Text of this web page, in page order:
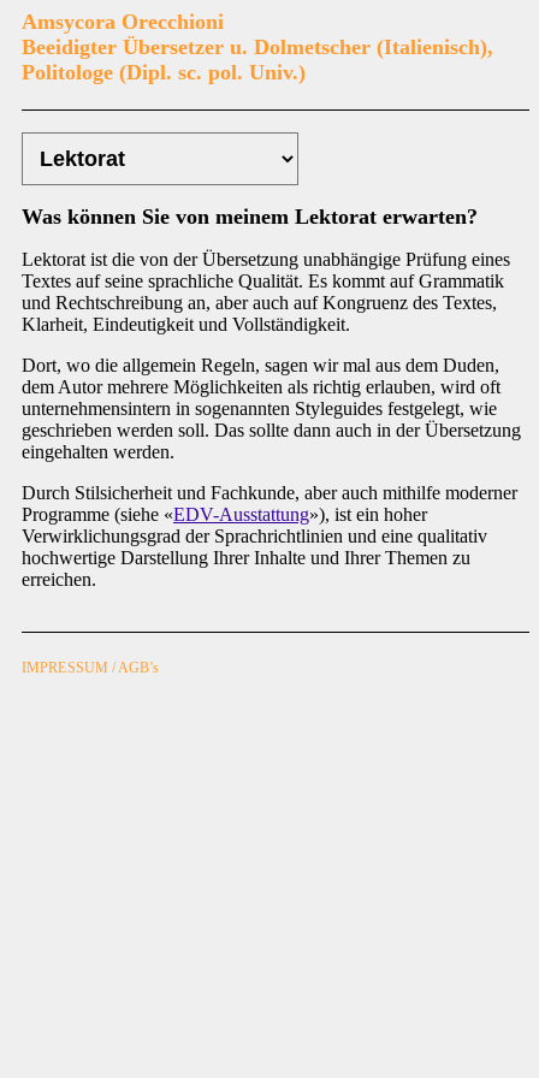
Amsycora Orecchioni
Beeidigter Übersetzer u. Dolmetscher (Italienisch),
Politologe (Dipl. sc. pol. Univ.)
Was können Sie von meinem Lektorat erwarten?
Lektorat ist die von der Übersetzung unabhängige Prüfung eines
Textes auf seine sprachliche Qualität. Es kommt auf Grammatik
und Rechtschreibung an, aber auch auf Kongruenz des Textes,
Klarheit, Eindeutigkeit und Vollständigkeit.
Dort, wo die allgemein Regeln, sagen wir mal aus dem Duden,
dem Autor mehrere Möglichkeiten als richtig erlauben, wird oft
unternehmensintern in sogenannten Styleguides festgelegt, wie
geschrieben werden soll. Das sollte dann auch in der Übersetzung
eingehalten werden.
Durch Stilsicherheit und Fachkunde, aber auch mithilfe moderner
Programme (siehe «EDV-Ausstattung»), ist ein hoher
Verwirklichungsgrad der Sprachrichtlinien und eine qualitativ
hochwertige Darstellung Ihrer Inhalte und Ihrer Themen zu
erreichen.
IMPRESSUM /AGB's